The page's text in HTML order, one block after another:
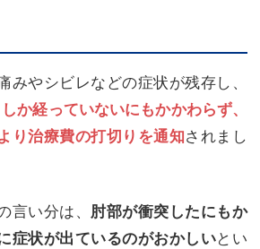
やシビレなどの症状が残存し、
か経っていないにもかかわらず、
り治療費の打切りを通知されまし
い分は、 肘部が衝突したにもか
症状が出ているのがおかしいとい